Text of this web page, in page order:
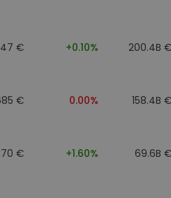
€ +0.10% 200.4B €
€ 0.00% 158.4B €
€ +1.60% 69.6B €